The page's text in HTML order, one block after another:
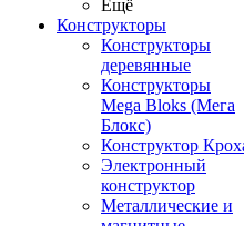
Ещё
Конструкторы
Конструкторы
деревянные
Конструкторы
Mega Bloks (Мега
Блокс)
Конструктор
Электронный
конструктор
Металлические и